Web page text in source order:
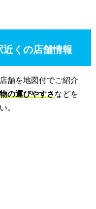
くの店舗情報
舗を地図付でご紹介
の運びやすさなどを
。